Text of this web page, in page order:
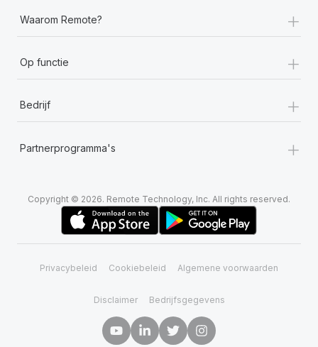
Waarom Remote? +
Op functie +
Bedrijf +
Partnerprogramma's +
Copyright © 2026. Remote Technology, Inc. All rights reserved.
Privacybeleid Cookiebeleid Algemene voorwaarden
Disclaimer Bedrijfsgegevens